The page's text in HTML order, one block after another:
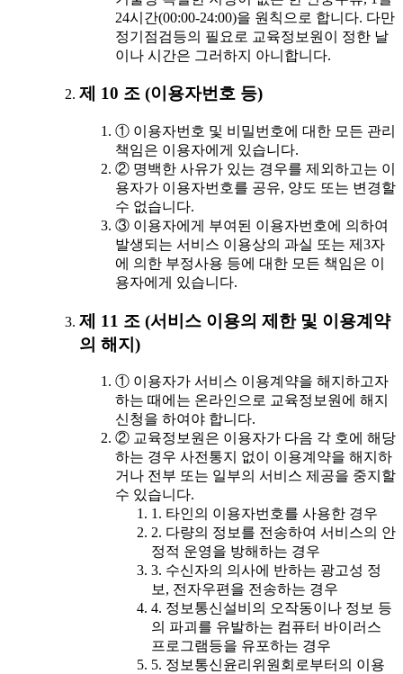
24시간(00:00-24:00)을 원칙으로 합니다. 다만
정기점검등의 필요로 교육정보원이 정한 날
이나 시간은 그러하지 아니합니다.
제 10 조 (이용자번호 등)
① 이용자번호 및 비밀번호에 대한 모든 관리
책임은 이용자에게 있습니다.
② 명백한 사유가 있는 경우를 제외하고는 이
용자가 이용자번호를 공유, 양도 또는 변경할
수 없습니다.
③ 이용자에게 부여된 이용자번호에 의하여
발생되는 서비스 이용상의 과실 또는 제3자
에 의한 부정사용 등에 대한 모든 책임은 이
용자에게 있습니다.
제 11 조 (서비스 이용의 제한 및 이용계약
의 해지)
① 이용자가 서비스 이용계약을 해지하고자
하는 때에는 온라인으로 교육정보원에 해지
신청을 하여야 합니다.
② 교육정보원은 이용자가 다음 각 호에 해당
하는 경우 사전통지 없이 이용계약을 해지하
거나 전부 또는 일부의 서비스 제공을 중지할
수 있습니다.
1. 타인의 이용자번호를 사용한 경우
2. 다량의 정보를 전송하여 서비스의 안
정적 운영을 방해하는 경우
3. 수신자의 의사에 반하는 광고성 정
보, 전자우편을 전송하는 경우
4. 정보통신설비의 오작동이나 정보 등
의 파괴를 유발하는 컴퓨터 바이러스
프로그램등을 유포하는 경우
5. 정보통신윤리위원회로부터의 이용